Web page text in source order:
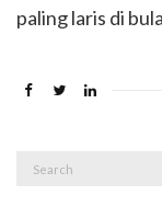
paling laris di